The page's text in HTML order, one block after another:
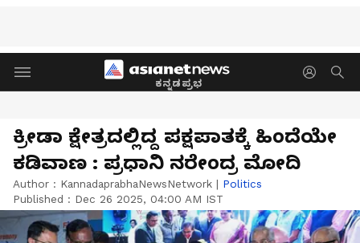
ಕನ್ನಡಪ್ರಭ
ಕ್ರೀಡಾ ಕ್ಷೇತ್ರದಲ್ಲಿದ್ದ ಪಕ್ಷಪಾತಕ್ಕೆ ಹಿಂದೆಯೇ
ಕಡಿವಾಣ : ಪ್ರಧಾನಿ ನರೇಂದ್ರ ಮೋದಿ
Author : KannadaprabhaNewsNetwork | Politics
Published : Dec 26 2025, 04:00 AM IST